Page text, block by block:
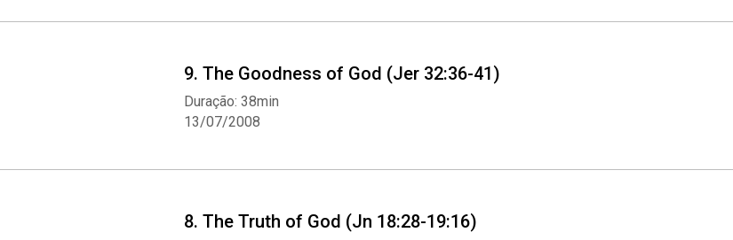
9. The Goodness of God (Jer 32:36-41)
13/07/2008
Duração: 38min
8. The Truth of God (Jn 18:28-19:16)